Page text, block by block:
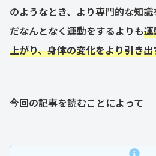
のようなとき、より専門的な知
だなんとなく運動をするよりも
上がり、身体の変化をより引き
今回の記事を読むことによって